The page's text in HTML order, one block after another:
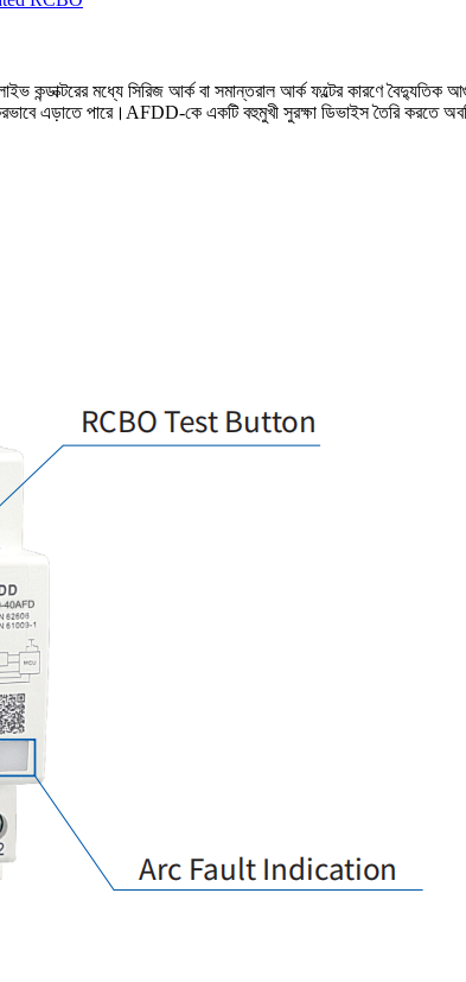
কন্ডাক্টরের মধ্যে সিরিজ আর্ক বা সমান্তরাল আর্ক ফল্টের কারণে
এড়াতে পারে।AFDD-কে একটি বহুমুখী সুরক্ষা ডিভাইস তৈরি করতে